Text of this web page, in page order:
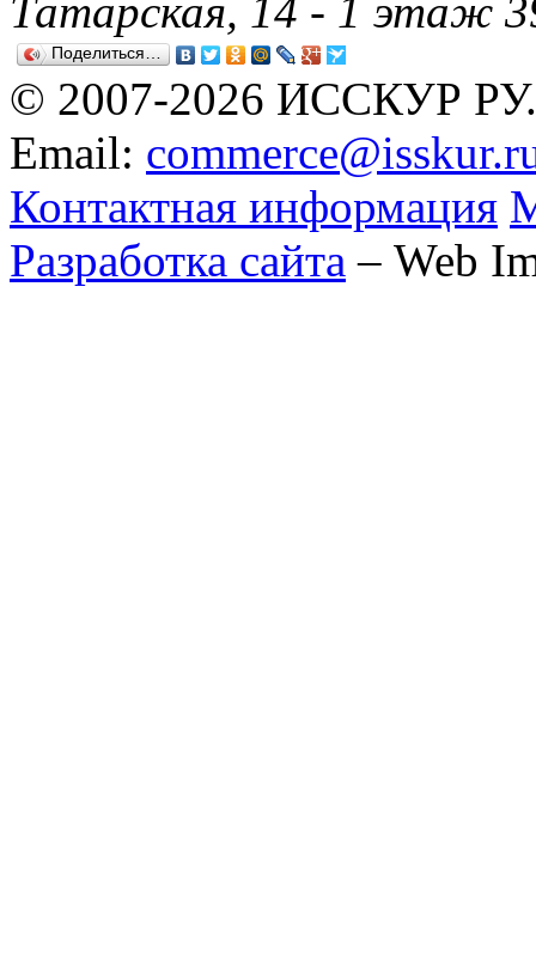
Татарская, 14 - 1 этаж
Поделиться…
© 2007-2026 ИССКУР РУ.
Email:
Контактная информация
Разработка сайта – Web